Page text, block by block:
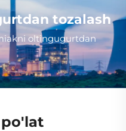
tozalash
oltingugurtdan